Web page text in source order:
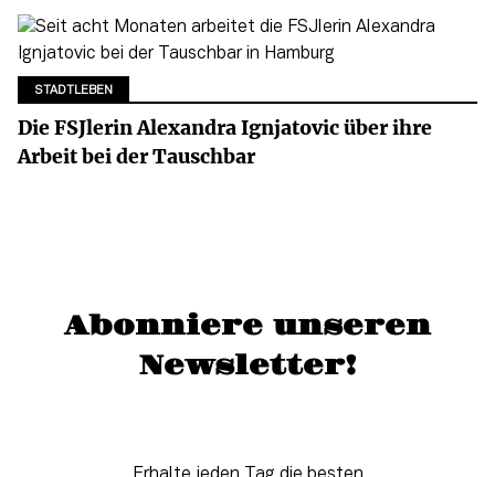
STADTLEBEN
Die FSJlerin Alexandra Ignjatovic über ihre
Arbeit bei der Tauschbar
Abonniere unseren
Newsletter!